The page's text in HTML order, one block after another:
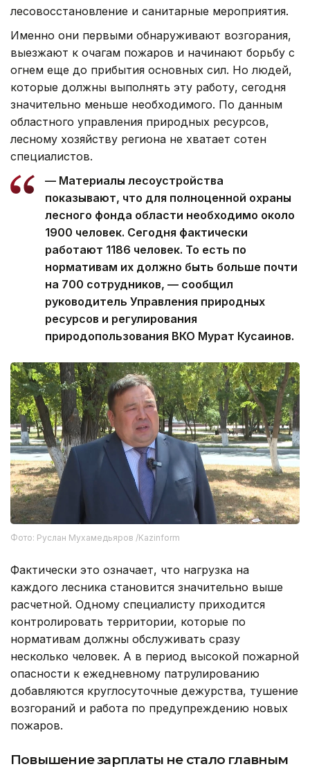
лесовосстановление и санитарные мероприятия.
Именно они первыми обнаруживают возгорания,
выезжают к очагам пожаров и начинают борьбу с
огнем еще до прибытия основных сил. Но людей,
которые должны выполнять эту работу, сегодня
значительно меньше необходимого. По данным
областного управления природных ресурсов,
лесному хозяйству региона не хватает сотен
специалистов.
— Материалы лесоустройства
показывают, что для полноценной охраны
лесного фонда области необходимо около
1900 человек. Сегодня фактически
работают 1186 человек. То есть по
нормативам их должно быть больше почти
на 700 сотрудников, — сообщил
руководитель Управления природных
ресурсов и регулирования
природопользования ВКО Мурат Кусаинов.
Фото: Руслан Мухамедьяров /Kazinform
Фактически это означает, что нагрузка на
каждого лесника становится значительно выше
расчетной. Одному специалисту приходится
контролировать территории, которые по
нормативам должны обслуживать сразу
несколько человек. А в период высокой пожарной
опасности к ежедневному патрулированию
добавляются круглосуточные дежурства, тушение
возгораний и работа по предупреждению новых
пожаров.
Повышение зарплаты не стало главным